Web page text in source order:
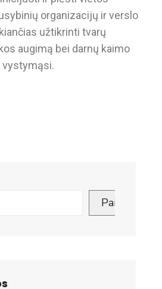
organizacijų ir verslo
užtikrinti tvarų
augimą bei darnų kaimo
vystymąsi.
Paieška